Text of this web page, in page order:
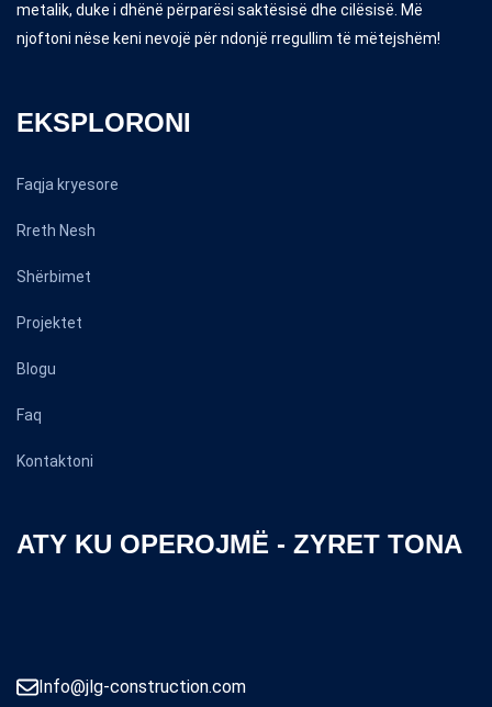
metalik, duke i dhënë përparësi saktësisë dhe cilësisë. Më
njoftoni nëse keni nevojë për ndonjë rregullim të mëtejshëm!
EKSPLORONI
Faqja kryesore
Rreth Nesh
Shërbimet
Projektet
Blogu
Faq
Kontaktoni
ATY KU OPEROJMË - ZYRET TONA
Info@jlg-construction.com